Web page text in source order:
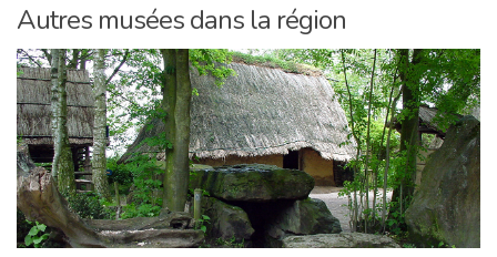
Autres musées dans la région